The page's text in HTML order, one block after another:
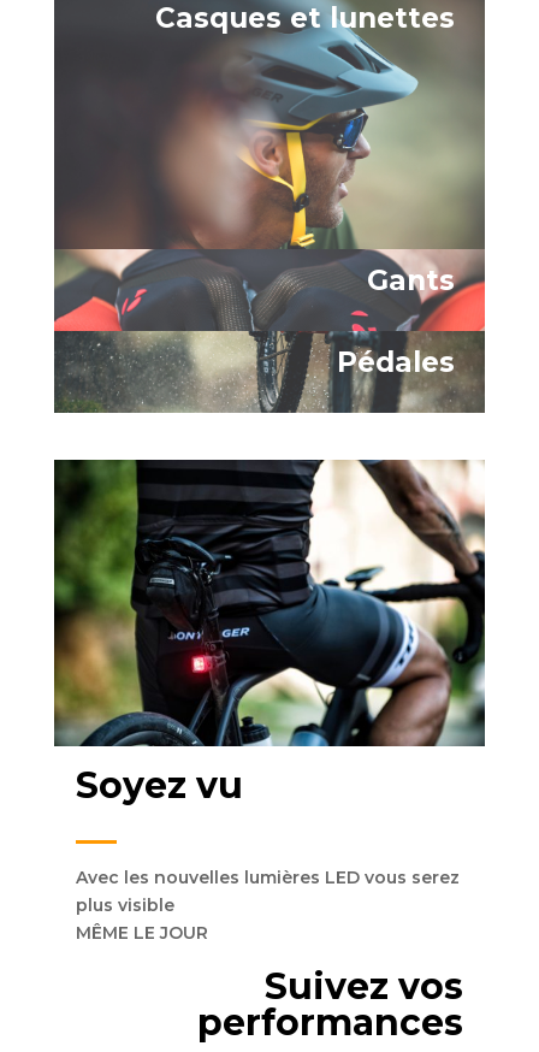
Casques et lunettes
Gants
Pédales
Soyez vu
Avec les nouvelles lumières LED vous serez
plus visible
MÊME LE JOUR
Suivez vos
performances